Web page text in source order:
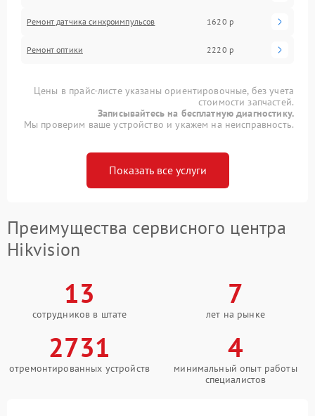
Ремонт датчика синхроимпульсов 1620 р
Ремонт оптики 2220 р
Цены в прайс-листе указаны ориентировочные, без учета
стоимости запчастей.
Записывайтесь на бесплатную диагностику.
Мы проверим ваше устройство и укажем на неисправность.
Показать все услуги
Преимущества сервисного центра
Hikvision
13
сотрудников в штате
7
лет на рынке
2731
отремонтированных устройств
4
минимальный опыт работы
специалистов